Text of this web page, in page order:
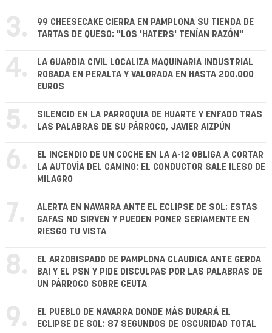
3.
99 CHEESECAKE CIERRA EN PAMPLONA SU TIENDA DE
TARTAS DE QUESO: "LOS 'HATERS' TENÍAN RAZÓN"
4.
LA GUARDIA CIVIL LOCALIZA MAQUINARIA INDUSTRIAL
ROBADA EN PERALTA Y VALORADA EN HASTA 200.000
EUROS
5.
SILENCIO EN LA PARROQUIA DE HUARTE Y ENFADO TRAS
LAS PALABRAS DE SU PÁRROCO, JAVIER AIZPÚN
6.
EL INCENDIO DE UN COCHE EN LA A-12 OBLIGA A CORTAR
LA AUTOVÍA DEL CAMINO: EL CONDUCTOR SALE ILESO DE
MILAGRO
7.
ALERTA EN NAVARRA ANTE EL ECLIPSE DE SOL: ESTAS
GAFAS NO SIRVEN Y PUEDEN PONER SERIAMENTE EN
RIESGO TU VISTA
8.
EL ARZOBISPADO DE PAMPLONA CLAUDICA ANTE GEROA
BAI Y EL PSN Y PIDE DISCULPAS POR LAS PALABRAS DE
UN PÁRROCO SOBRE CEUTA
9.
EL PUEBLO DE NAVARRA DONDE MÁS DURARÁ EL
ECLIPSE DE SOL: 87 SEGUNDOS DE OSCURIDAD TOTAL